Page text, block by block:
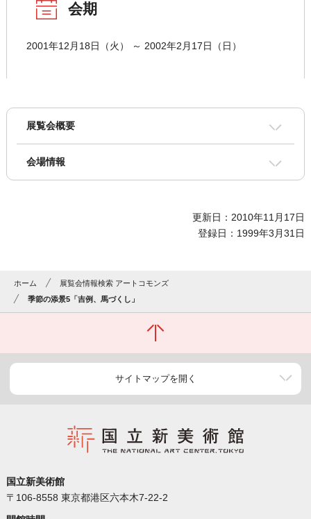
会期
2001年12月18日（火） ～ 2002年2月17日（日）
展覧会概要
会場情報
更新日：2010年11月17日
登録日：1999年3月31日
ホーム
展覧会情報検索 アートコモンズ
季節の添景5「吉例、馬づくし」
サイトマップを開く
国立新美術館
〒106-8558 東京都港区六本木7-22-2